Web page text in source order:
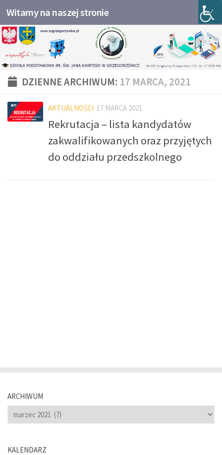
Przejdź do treści
Witamy na naszej stronie
DZIENNE ARCHIWUM: 17 MARCA, 2021
AKTUALNOŚCI 17 MARCA 2021
Rekrutacja – lista kandydatów
zakwalifikowanych oraz przyjętych
do oddziału przedszkolnego
ARCHIWUM
Archiwum
KALENDARZ